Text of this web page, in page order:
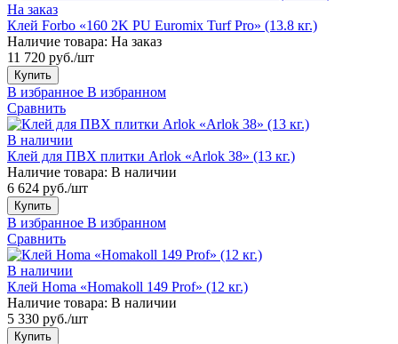
На заказ
Клей Forbo «160 2K PU Euromix Turf Pro» (13.8 кг.)
Наличие товара: На заказ
11 720 руб./шт
Купить
В избранное В избранном
Сравнить
В наличии
Клей для ПВХ плитки Arlok «Arlok 38» (13 кг.)
Наличие товара: В наличии
6 624 руб./шт
Купить
В избранное В избранном
Сравнить
В наличии
Клей Homa «Homakoll 149 Prof» (12 кг.)
Наличие товара: В наличии
5 330 руб./шт
Купить